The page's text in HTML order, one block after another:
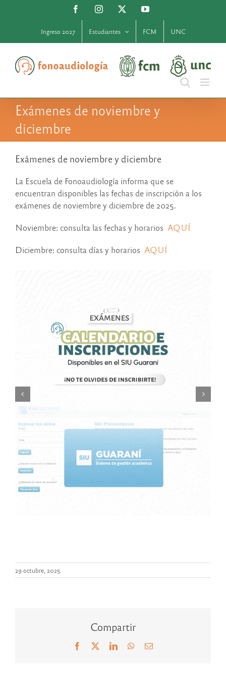
FacebookInstagram YouTube
Ingreso 2027 Estudiantes FCM UNC
Exámenes de noviembre y
diciembre
Exámenes de noviembre y diciembre
La Escuela de Fonoaudiología informa que se
encuentran disponibles las fechas de inscripción a los
exámenes de noviembre y diciembre de 2025.
Noviembre: consulta las fechas y horarios AQUÍ
Diciembre: consulta días y horarios AQUÍ
29 octubre, 2025
Compartir
Facebook LinkedInWhatsApp
Correo